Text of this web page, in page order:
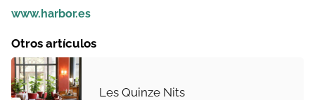
www.harbor.es
Otros artículos
Les Quinze Nits